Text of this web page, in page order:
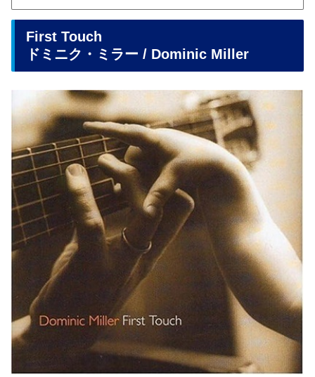
First Touch
ドミニク・ミラー / Dominic Miller